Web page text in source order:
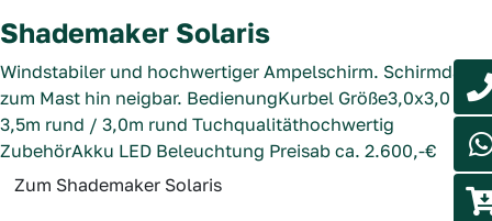
Shademaker Solaris
Windstabiler und hochwertiger Ampelschirm. Schirmdach
zum Mast hin neigbar. BedienungKurbel Größe3,0x3,0 /
3,5m rund / 3,0m rund Tuchqualitäthochwertig
ZubehörAkku LED Beleuchtung Preisab ca. 2.600,-€
Zum Shademaker Solaris